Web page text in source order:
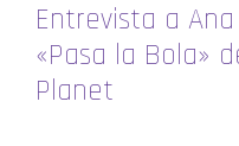
Entrevista a
«Pasa la Bola»
Planet